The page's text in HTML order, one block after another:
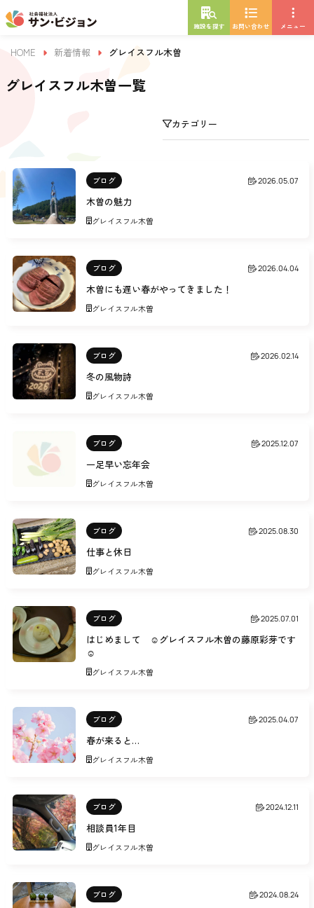
施設を探す お問い合わせ メニュー
HOME 新着情報 グレイスフル木曽
グレイスフル木曽一覧
カテゴリー
ブログ 2026.05.07
木曽の魅力
グレイスフル木曽
ブログ 2026.04.04
木曽にも遅い春がやってきました！
グレイスフル木曽
ブログ 2026.02.14
冬の風物詩
グレイスフル木曽
ブログ 2025.12.07
一足早い忘年会
グレイスフル木曽
ブログ 2025.08.30
仕事と休日
グレイスフル木曽
ブログ 2025.07.01
はじめまして ☺グレイスフル木曽の藤原彩芽です
☺
グレイスフル木曽
ブログ 2025.04.07
春が来ると…
グレイスフル木曽
ブログ 2024.12.11
相談員1年目
グレイスフル木曽
ブログ 2024.08.24